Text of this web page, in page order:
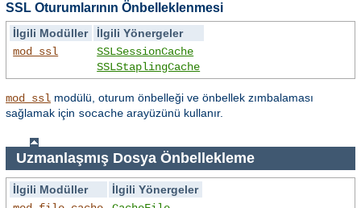
SSL Oturumlarının Önbelleklenmesi
İlgili Modüller
İlgili Yönergeler
mod_ssl
SSLSessionCache
SSLStaplingCache
mod_ssl modülü, oturum önbelleği ve önbellek zımbalaması
sağlamak için socache arayüzünü kullanır.
Uzmanlaşmış Dosya Önbellekleme
İlgili Modüller
İlgili Yönergeler